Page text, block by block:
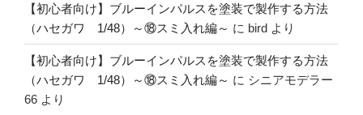
【初心者向け】ブルーインパルスを塗装で製作する方法
（ハセガワ 1/48）～⑱スミ入れ編～ に bird より
【初心者向け】ブルーインパルスを塗装で製作する方法
（ハセガワ 1/48）～⑱スミ入れ編～ に シニアモデラー
66 より